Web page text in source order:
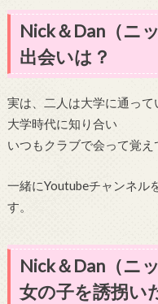
Nick＆Dan（ニ
出会いは？
実は、二人は大学に通って
大学時代に知り合い
いつもクラブで会って覚
一緒にYoutubeチャンネル
す。
Nick＆Dan（ニ
女の子を誘拐い